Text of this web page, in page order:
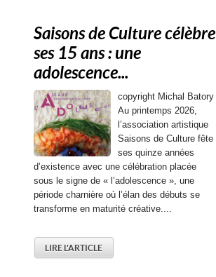
Saisons de Culture célèbre
ses 15 ans : une
adolescence...
copyright Michal Batory
Au printemps 2026,
l’association artistique
Saisons de Culture fête
ses quinze années
d’existence avec une célébration placée
sous le signe de « l’adolescence », une
période charnière où l’élan des débuts se
transforme en maturité créative....
LIRE L'ARTICLE